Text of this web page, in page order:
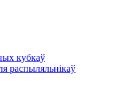
кубкаў
распыляльнікаў